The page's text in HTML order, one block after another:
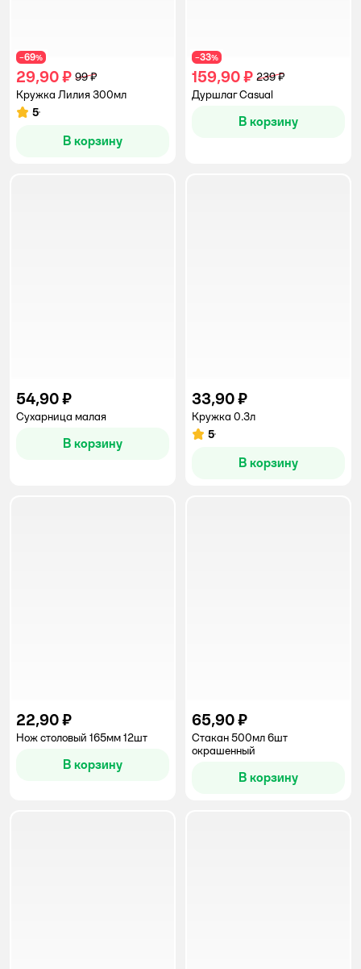
−69%
29,90 ₽ 99 ₽
Кружка Лилия 300мл
Рейтинг:
5
В корзину
−33%
159,90 ₽ 239 ₽
Дуршлаг Casual
В корзину
54,90 ₽
Сухарница малая
В корзину
33,90 ₽
Кружка 0.3л
Рейтинг:
5
В корзину
22,90 ₽
Нож столовый 165мм 12шт
В корзину
65,90 ₽
Стакан 500мл 6шт
окрашенный
В корзину